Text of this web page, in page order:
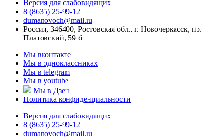
Версия для слабовидящих
8 (8635) 25-99-12
dumanovoch@mail.ru
Россия, 346400, Ростовская обл., г. Новочеркасск, пр.
Платовский, 59-б
Мы вконтакте
Мы в одноклассниках
Мы в telegram
Мы в youtube
Мы в Дзен
Политика конфиденциальности
Версия для слабовидящих
8 (8635) 25-99-12
dumanovoch@mail.ru